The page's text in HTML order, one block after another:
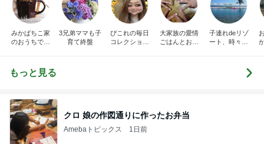
みかぱちこ家
のおうちでご
3兄弟ママも子
育て終盤
ぴこれの毎日
コレクション
大家族の愛情
ごはんとお弁
子連れdeリゾ
ート、時々キ
もっと見る
クロ 娘の作図通りに作ったお弁当
Amebaトピックス 1日前